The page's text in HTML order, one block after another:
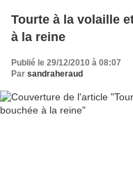
Tourte à la volaille
à la reine
Publié le 29/12/2010 à 08:07
Par sandraheraud